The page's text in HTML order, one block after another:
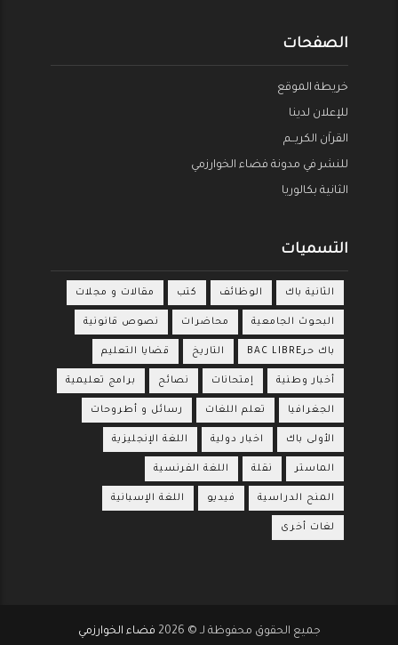
الصفحات
خريطة الموقع
للإعلان لدينا
القراَن الكريــم
للنشر في مدونة فضاء الخوارزمي
الثانية بكالوريا
التسميات
الثانية باك الوظائف كتب مقالات و مجلات
البحوث الجامعية محاضرات نصوص قانونية
باك حرBAC LIBRE التاريخ قضايا التعليم
أخبار وطنية إمتحانات نصائح برامج تعليمية
الجغرافيا تعلم اللغات رسائل و أطروحات
الأولى باك اخبار دولية اللغة الإنجليزية
الماستر نقلة اللغة الفرنسية
المنح الدراسية فيديو اللغة الإسبانية
لغات أخرى
جميع الحقوق محفوظة لـ © 2026 فضاء الخوارزمي